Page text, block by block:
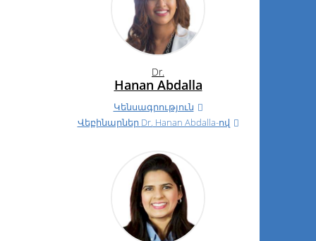
Dr.
Hanan Abdalla
Կենսագրություն
Վեբինարներ Dr. Hanan Abdalla-ով